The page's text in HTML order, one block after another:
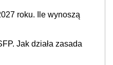
roku. Ile wynoszą
Jak działa zasada